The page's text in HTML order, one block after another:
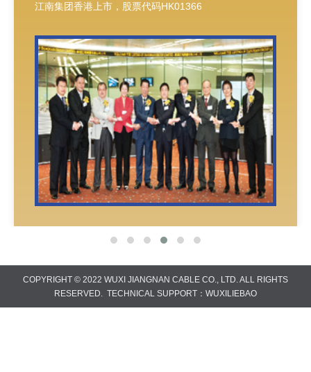
江南集团香港上市，股票代码HK01366
COPYRIGHT © 2022 WUXI JIANGNAN CABLE CO., LTD. ALL RIGHTS
RESERVED. TECHNICAL SUPPORT： WUXILIEBAO